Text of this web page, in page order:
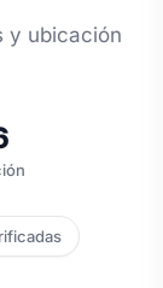
y ubicación